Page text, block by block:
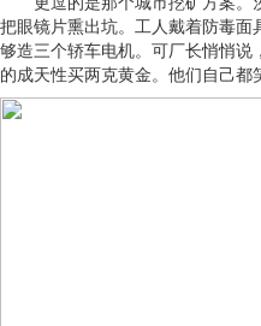
把眼镜片熏出坑。工人戴着防毒面
够造三个轿车电机。可厂长悄悄
的成天性买两克黄金。他们自己都